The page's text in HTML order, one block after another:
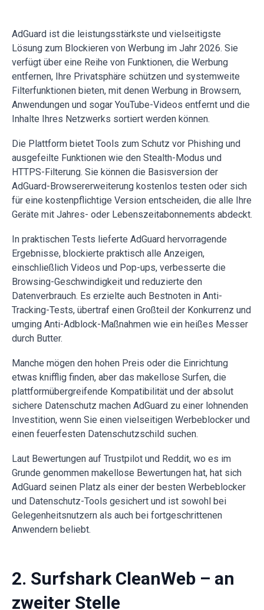
AdGuard ist die leistungsstärkste und vielseitigste
Lösung zum Blockieren von Werbung im Jahr 2026. Sie
verfügt über eine Reihe von Funktionen, die Werbung
entfernen, Ihre Privatsphäre schützen und systemweite
Filterfunktionen bieten, mit denen Werbung in Browsern,
Anwendungen und sogar YouTube-Videos entfernt und die
Inhalte Ihres Netzwerks sortiert werden können.
Die Plattform bietet Tools zum Schutz vor Phishing und
ausgefeilte Funktionen wie den Stealth-Modus und
HTTPS-Filterung. Sie können die Basisversion der
AdGuard-Browsererweiterung kostenlos testen oder sich
für eine kostenpflichtige Version entscheiden, die alle Ihre
Geräte mit Jahres- oder Lebenszeitabonnements abdeckt.
In praktischen Tests lieferte AdGuard hervorragende
Ergebnisse, blockierte praktisch alle Anzeigen,
einschließlich Videos und Pop-ups, verbesserte die
Browsing-Geschwindigkeit und reduzierte den
Datenverbrauch. Es erzielte auch Bestnoten in Anti-
Tracking-Tests, übertraf einen Großteil der Konkurrenz und
umging Anti-Adblock-Maßnahmen wie ein heißes Messer
durch Butter.
Manche mögen den hohen Preis oder die Einrichtung
etwas knifflig finden, aber das makellose Surfen, die
plattformübergreifende Kompatibilität und der absolut
sichere Datenschutz machen AdGuard zu einer lohnenden
Investition, wenn Sie einen vielseitigen Werbeblocker und
einen feuerfesten Datenschutzschild suchen.
Laut Bewertungen auf Trustpilot und Reddit, wo es im
Grunde genommen makellose Bewertungen hat, hat sich
AdGuard seinen Platz als einer der besten Werbeblocker
und Datenschutz-Tools gesichert und ist sowohl bei
Gelegenheitsnutzern als auch bei fortgeschrittenen
Anwendern beliebt.
2. Surfshark CleanWeb – an
zweiter Stelle